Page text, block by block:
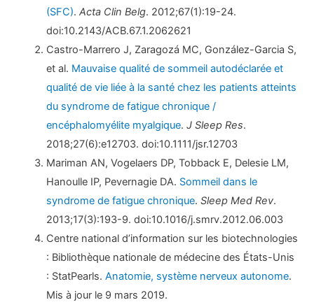
(SFC).Acta Clin Belg. 2012;67(1):19-24.
doi:10.2143/ACB.67.1.2062621
Castro-Marrero J, Zaragozá MC, González-Garcia S,
et al. Mauvaise qualité de sommeil autodéclarée et
qualité de vie liée à la santé chez les patients atteints
du syndrome de fatigue chronique /
encéphalomyélite myalgique.J Sleep Res.
2018;27(6):e12703. doi:10.1111/jsr.12703
Mariman AN, Vogelaers DP, Tobback E, Delesie LM,
Hanoulle IP, Pevernagie DA. Sommeil dans le
syndrome de fatigue chronique.Sleep Med Rev.
2013;17(3):193-9. doi:10.1016/j.smrv.2012.06.003
Centre national d’information sur les biotechnologies
: Bibliothèque nationale de médecine des États-Unis
: StatPearls.Anatomie, système nerveux autonome.
Mis à jour le 9 mars 2019.